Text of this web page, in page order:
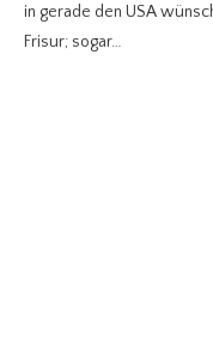
in gerade den USA
Frisur; sogar…